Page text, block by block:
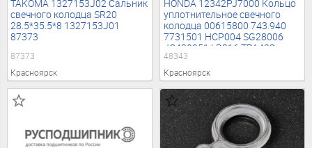
TAKOMA 1327153J02 Сальник
свечного колодца SR20
28.5*35.5*8 1327153J01
87373
87373
Красноярск
HONDA 12342PJ7000 Кольцо
уплотнительное свечного
колодца 00615800 743.940
7731501 HCP004 SG28006
JC430251 LB316 TPA433
48343
48343
Красноярск